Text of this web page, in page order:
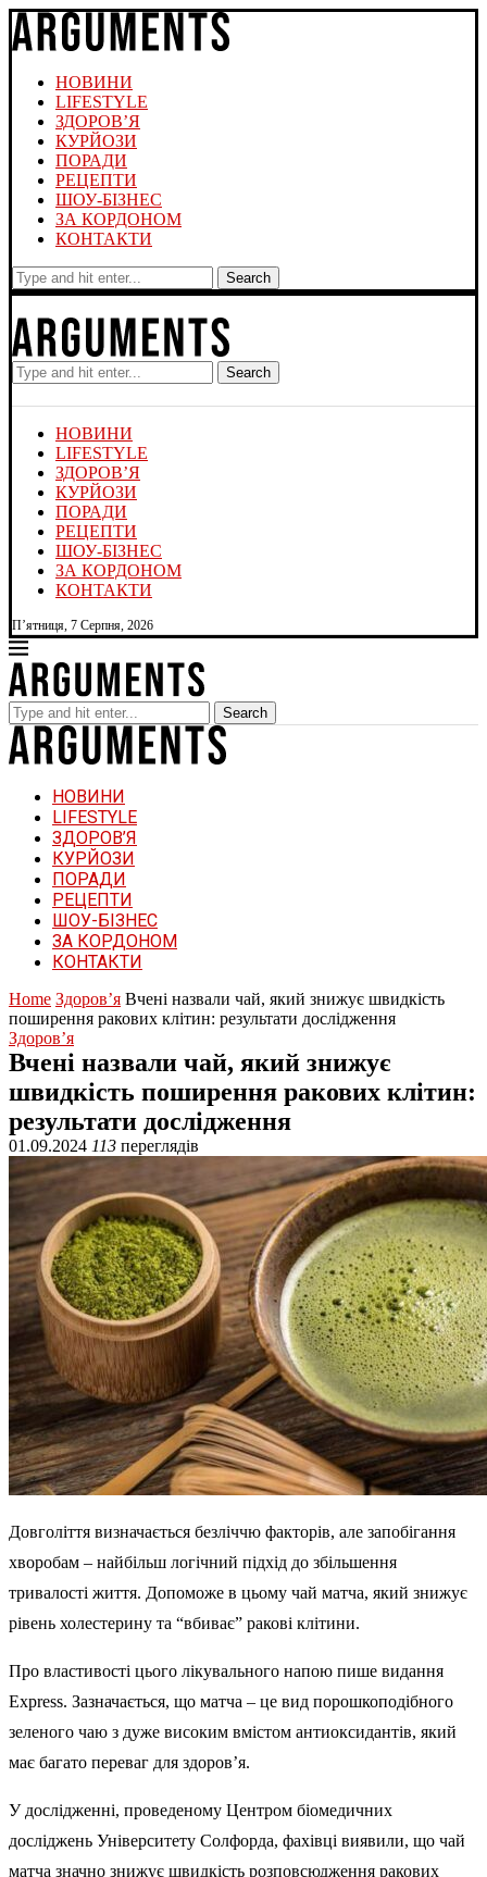
НОВИНИ
LIFESTYLE
ЗДОРОВ’Я
КУРЙОЗИ
ПОРАДИ
РЕЦЕПТИ
ШОУ-БІЗНЕС
ЗА КОРДОНОМ
КОНТАКТИ
Search
Search
НОВИНИ
LIFESTYLE
ЗДОРОВ’Я
КУРЙОЗИ
ПОРАДИ
РЕЦЕПТИ
ШОУ-БІЗНЕС
ЗА КОРДОНОМ
КОНТАКТИ
П’ятниця, 7 Серпня, 2026
Search
НОВИНИ
LIFESTYLE
ЗДОРОВ’Я
КУРЙОЗИ
ПОРАДИ
РЕЦЕПТИ
ШОУ-БІЗНЕС
ЗА КОРДОНОМ
КОНТАКТИ
Home Здоров’я Вчені назвали чай, який знижує швидкість
поширення ракових клітин: результати дослідження
Здоров’я
Вчені назвали чай, який знижує
швидкість поширення ракових клітин:
результати дослідження
01.09.2024 113 переглядів
Довголіття визначається безліччю факторів, але запобігання
хворобам – найбільш логічний підхід до збільшення
тривалості життя. Допоможе в цьому чай матча, який знижує
рівень холестерину та “вбиває” ракові клітини.
Про властивості цього лікувального напою пише видання
Еxpress. Зазначається, що матча – це вид порошкоподібного
зеленого чаю з дуже високим вмістом антиоксидантів, який
має багато переваг для здоров’я.
У дослідженні, проведеному Центром біомедичних
досліджень Університету Солфорда, фахівці виявили, що чай
матча значно знижує швидкість розповсюдження ракових